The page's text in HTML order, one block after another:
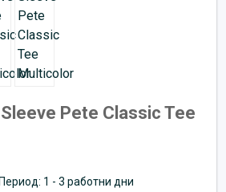
Pete Classic Tee
1 - 3 работни дни